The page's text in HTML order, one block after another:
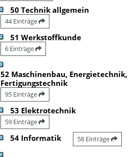
50 Technik allgemein
44 Einträge
51 Werkstoffkunde
6 Einträge
52 Maschinenbau, Energietechnik,
Fertigungstechnik
95 Einträge
53 Elektrotechnik
59 Einträge
54 Informatik 58 Einträge